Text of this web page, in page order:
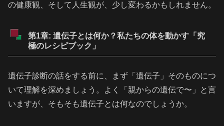
の健康観、そして人生観が、少し変わるかもしれません。
第1章: 遺伝子とは何か？私たちの体を動かす「究
極のレシピブック」
遺伝子診断の話をする前に、まず「遺伝子」そのものにつ
いて理解を深めましょう。よく「親からの遺伝で〜」と言
いますが、そもそも遺伝子とは何なのでしょうか。